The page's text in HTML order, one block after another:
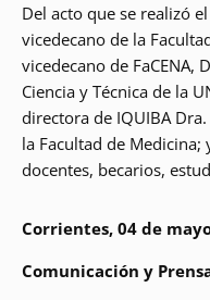
Del acto que se realizó
vicedecano de la
vicedecano de FaCENA,
Ciencia y Técnica de la
directora de IQUIBA
la Facultad de
docentes, becarios,
Corrientes, 04 de
Comunicación y